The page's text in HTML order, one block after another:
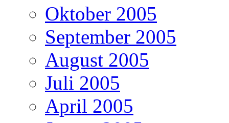
Oktober 2005
September 2005
August 2005
Juli 2005
April 2005